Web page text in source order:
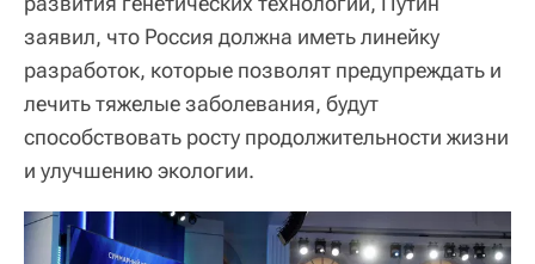
заявил, что Россия должна иметь линейку
разработок, которые позволят предупреждать и
лечить тяжелые заболевания, будут
способствовать росту продолжительности жизни
и улучшению экологии.